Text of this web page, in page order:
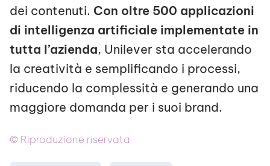
dei contenuti. Con oltre 500 applicazioni
di intelligenza artificiale implementate in
tutta l’azienda, Unilever sta accelerando
la creatività e semplificando i processi,
riducendo la complessità e generando una
maggiore domanda per i suoi brand.
© Riproduzione riservata